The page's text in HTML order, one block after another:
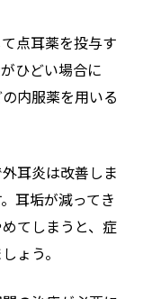
点耳薬を投与す
ひどい場合に
内服薬を用いる
耳炎は改善しま
耳垢が減ってき
てしまうと、症
ょう。